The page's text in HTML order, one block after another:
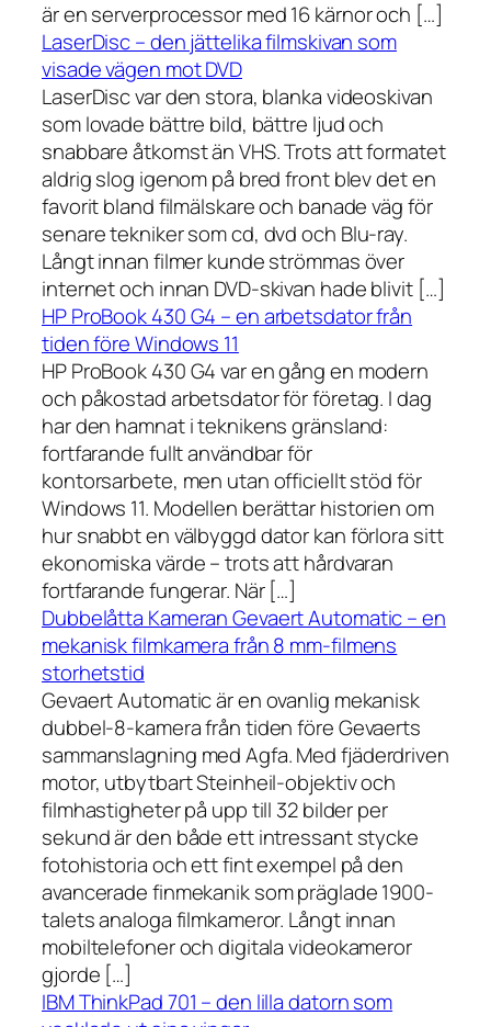
är en serverprocessor med 16 kärnor och […]
LaserDisc – den jättelika filmskivan som
visade vägen mot DVD
LaserDisc var den stora, blanka videoskivan
som lovade bättre bild, bättre ljud och
snabbare åtkomst än VHS. Trots att formatet
aldrig slog igenom på bred front blev det en
favorit bland filmälskare och banade väg för
senare tekniker som cd, dvd och Blu-ray.
Långt innan filmer kunde strömmas över
internet och innan DVD-skivan hade blivit […]
HP ProBook 430 G4 – en arbetsdator från
tiden före Windows 11
HP ProBook 430 G4 var en gång en modern
och påkostad arbetsdator för företag. I dag
har den hamnat i teknikens gränsland:
fortfarande fullt användbar för
kontorsarbete, men utan officiellt stöd för
Windows 11. Modellen berättar historien om
hur snabbt en välbyggd dator kan förlora sitt
ekonomiska värde – trots att hårdvaran
fortfarande fungerar. När […]
Dubbelåtta Kameran Gevaert Automatic – en
mekanisk filmkamera från 8 mm-filmens
storhetstid
Gevaert Automatic är en ovanlig mekanisk
dubbel-8-kamera från tiden före Gevaerts
sammanslagning med Agfa. Med fjäderdriven
motor, utbytbart Steinheil-objektiv och
filmhastigheter på upp till 32 bilder per
sekund är den både ett intressant stycke
fotohistoria och ett fint exempel på den
avancerade finmekanik som präglade 1900-
talets analoga filmkameror. Långt innan
mobiltelefoner och digitala videokameror
gjorde […]
IBM ThinkPad 701 – den lilla datorn som